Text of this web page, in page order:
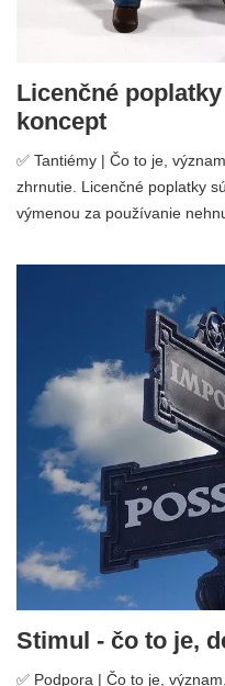
Licenčné
koncept
✅ Tantiémy | Čo to je,
zhrnutie. Licenčné poplatky
výmenou za používanie
Stimul - čo to je,
✅ Podpora | Čo to je,